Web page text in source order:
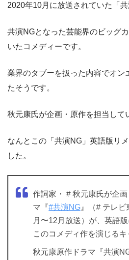
2020年10月に放送されていた「共
共演NGとなった芸能界のビッグ
いたコメディーです。
業界のタブーを扱った内容でオン
たそうです。
秋元康氏が企画・原作を担当して
なんとこの「共演NG」英語版リ
した。
作詞家・ # 秋元康氏が企
マ『#共演NG 』（# テレ
月〜12月放送）が、英語
このコメディ作を演じる
秋元康原作ドラマ『共演